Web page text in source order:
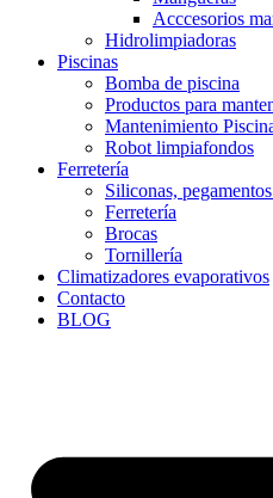
Acccesorios
Hidrolimpiadoras
Piscinas
Bomba de piscina
Productos para
Mantenimiento
Robot limpiafondos
Ferretería
Siliconas,
Ferretería
Brocas
Tornillería
Climatizadores evaporativos
Contacto
BLOG